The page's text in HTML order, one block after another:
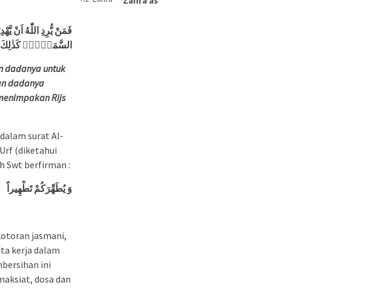
فَمَنْ يُّرِدِ اللّٰهُ اَنْ
السَّمَاۤءِۗ كَذٰلِكَ
dadanya untuk
dadanya
Rijs
surat Al-
(diketahui
Swt berfirman :
وَ يُطَهِّرَكُمْ تَطْهِيراً
jasmani,
kerja dalam
ini
dosa dan